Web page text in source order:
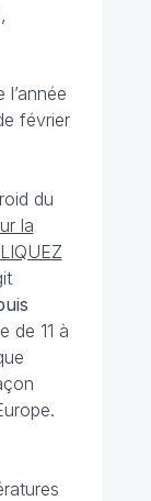
février
du
la
de 11 à